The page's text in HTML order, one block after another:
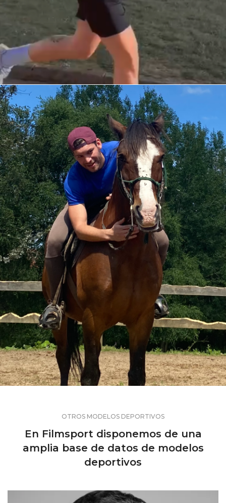
OTROS MODELOS DEPORTIVOS
En Filmsport disponemos de una
amplia base de datos de modelos
deportivos